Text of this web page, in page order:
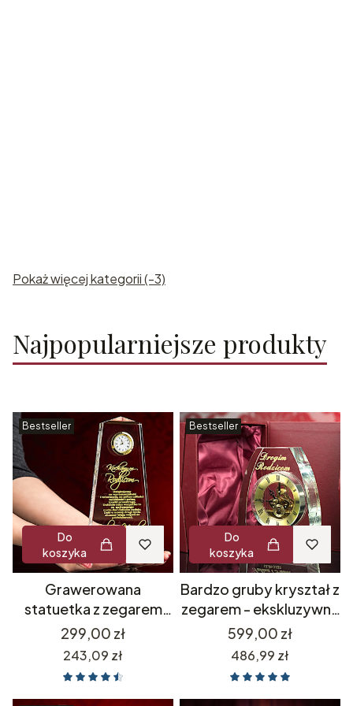
Pokaż więcej kategorii (-3)
Najpopularniejsze produkty
Bestseller
Do
koszyka
Grawerowana
statuetka z zegarem
luksusowy prezent
upominek biznesowy
dla szefa pracownika na
emeryturę odejście dla
Cena
299,00 zł
Cena
243,09 zł
Bestseller
Do
koszyka
Bardzo gruby kryształ z
zegarem - ekskluzywny
prezent dla szefa
rodziców na urodziny -
dowolny grawer + etui
Cena
599,00 zł
Cena
486,99 zł